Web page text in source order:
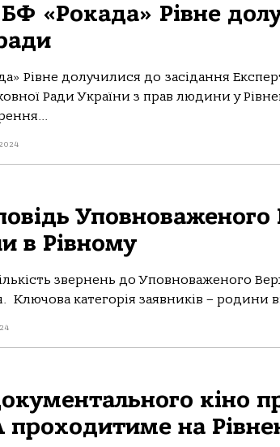
«Рокада» Рівне
Рівне долучилися до засідання
Ради України з прав людини у
в Рівному
звернень до Уповноваженого
Ключова категорія заявників – родини
кіно
проходитиме на